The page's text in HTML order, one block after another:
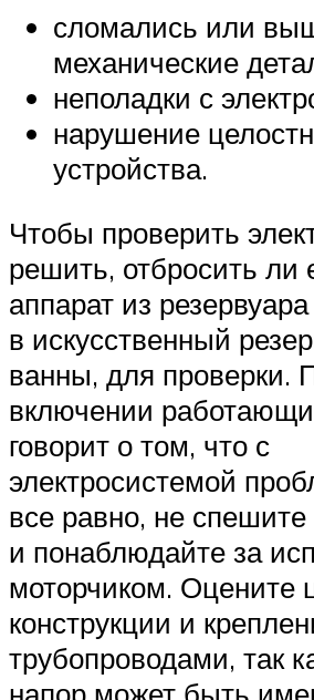
сломались или
механические
неполадки с
нарушение
устройства.
Чтобы проверить
решить, отбросить ли
аппарат из
в искусственный
ванны, для проверки.
включении
говорит о том, что с
электросистемой
все равно, не спешите
и понаблюдайте за
моторчиком. Оцените
конструкции и
трубопроводами, так